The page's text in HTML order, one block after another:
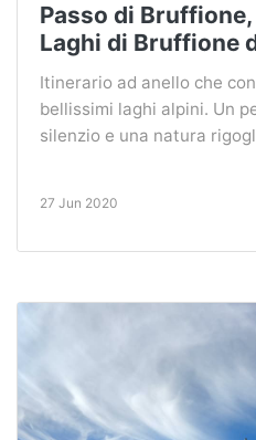
Passo di
Laghi di Bruffione
Itinerario ad anello che
bellissimi laghi alpini. Un
silenzio e una natura
27 Jun 2020